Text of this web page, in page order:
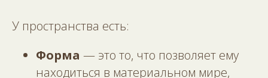
У пространства есть:
Форма — это то, что позволяет ему
находиться в материальном мире,